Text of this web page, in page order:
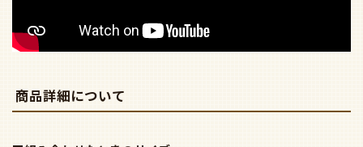
商品詳細について